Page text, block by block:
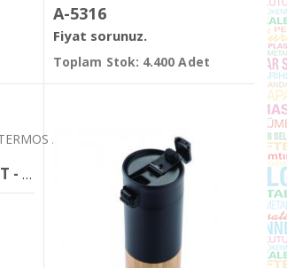
A-5316
Fiyat sorunuz.
Toplam Stok: 4.400 Adet
KROM HEDİYELİK SET - TERMOS / 750 ML - ÇELİK KUPA / 240 ML